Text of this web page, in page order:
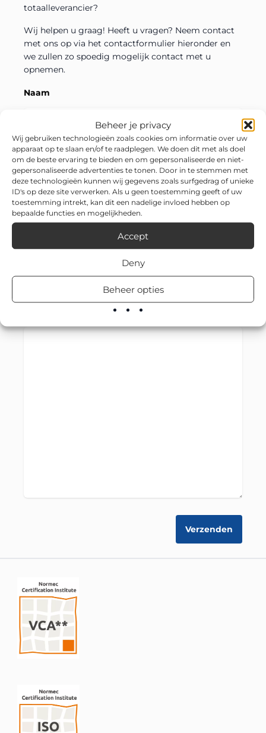
Beheer je privacy
Wij gebruiken technologieën zoals cookies om informatie over uw
apparaat op te slaan en/of te raadplegen. We doen dit met als doel
om de beste ervaring te bieden en om gepersonaliseerde en niet-
gepersonaliseerde advertenties te tonen. Door in te stemmen met
deze technologieën kunnen wij gegevens zoals surfgedrag of unieke
ID's op deze site verwerken. Als u geen toestemming geeft of uw
toestemming intrekt, kan dit een nadelige invloed hebben op
bepaalde functies en mogelijkheden.
Accept
Deny
Beheer opties
totaalleverancier?
Wij helpen u graag! Heeft u vragen? Neem contact
met ons op via het contactformulier hieronder en
we zullen zo spoedig mogelijk contact met u
opnemen.
Naam
Email
Telefoonnummer